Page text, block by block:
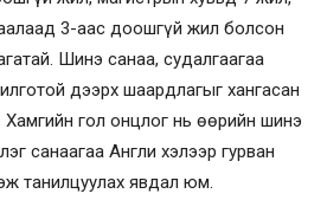
3-аас доошгүй жил болсон
Шинэ санаа, судалгаагаа
дээрх шаардлагыг хангасан
Хамгийн гол онцлог нь өөрийн шинэ
санаагаа Англи хэлээр гурван
танилцуулах явдал юм.